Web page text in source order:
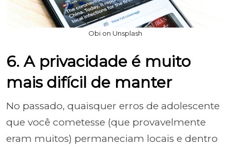
Obi on Unsplash
6. A privacidade é muito
mais difícil de manter
No passado, quaisquer erros de adolescente
que você cometesse (que provavelmente
eram muitos) permaneciam locais e dentro